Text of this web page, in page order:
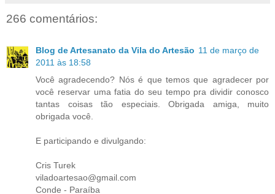
266 comentários:
Blog de Artesanato da Vila do Artesão 11 de março de
2011 às 18:58
Você agradecendo? Nós é que temos que agradecer por
você reservar uma fatia do seu tempo pra dividir conosco
tantas coisas tão especiais. Obrigada amiga, muito
obrigada você.
E participando e divulgando:
Cris Turek
viladoartesao@gmail.com
Conde - Paraíba